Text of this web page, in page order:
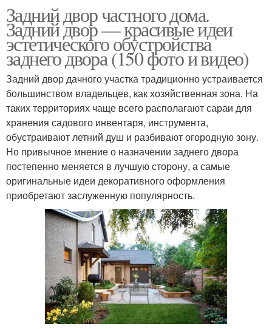
Задний двор частного дома.
Задний двор — красивые идеи
эстетического обустройства
заднего двора (150 фото и видео)
Задний двор дачного участка традиционно устраивается
большинством владельцев, как хозяйственная зона. На
таких территориях чаще всего располагают сараи для
хранения садового инвентаря, инструмента,
обустраивают летний душ и разбивают огородную зону.
Но привычное мнение о назначении заднего двора
постепенно меняется в лучшую сторону, а самые
оригинальные идеи декоративного оформления
приобретают заслуженную популярность.